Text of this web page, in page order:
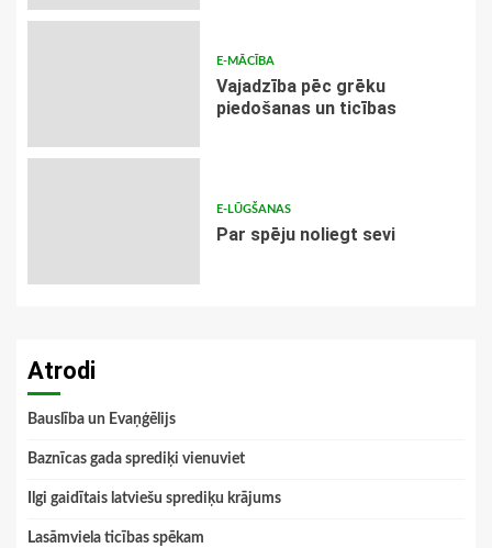
E-MĀCĪBA
Vajadzība pēc grēku
piedošanas un ticības
E-LŪGŠANAS
Par spēju noliegt sevi
Atrodi
Bauslība un Evaņģēlijs
Baznīcas gada sprediķi vienuviet
Ilgi gaidītais latviešu sprediķu krājums
Lasāmviela ticības spēkam